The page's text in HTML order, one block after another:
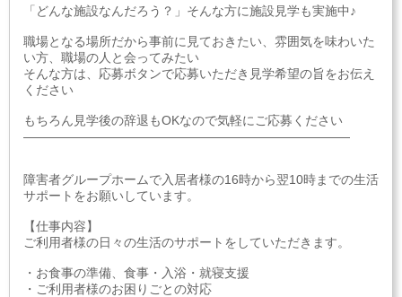
「どんな施設なんだろう？」そんな方に施設見学も実施中♪
職場となる場所だから事前に見ておきたい、雰囲気を味わいた
い方、職場の人と会ってみたい
そんな方は、応募ボタンで応募いただき見学希望の旨をお伝え
ください
もちろん見学後の辞退もOKなので気軽にご応募ください
――――――――――――――――――――――――――
障害者グループホームで入居者様の16時から翌10時までの生活
サポートをお願いしています。
【仕事内容】
ご利用者様の日々の生活のサポートをしていただきます。
・お食事の準備、食事・入浴・就寝支援
・ご利用者様のお困りごとの対応